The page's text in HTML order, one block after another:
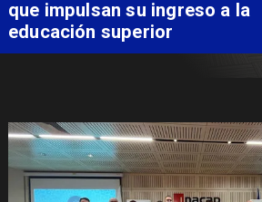
que impulsan su ingreso a la
educación superior